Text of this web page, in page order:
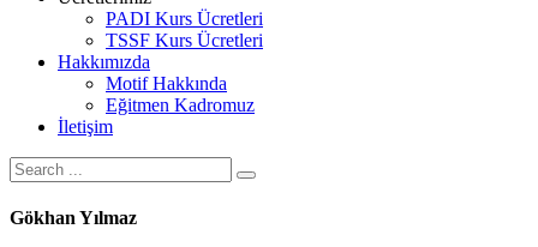
PADI Kurs Ücretleri
TSSF Kurs Ücretleri
Hakkımızda
Motif Hakkında
Eğitmen Kadromuz
İletişim
Gökhan Yılmaz